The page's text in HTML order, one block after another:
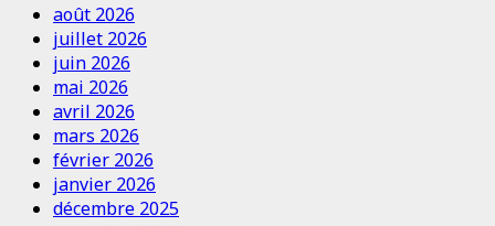
août 2026
juillet 2026
juin 2026
mai 2026
avril 2026
mars 2026
février 2026
janvier 2026
décembre 2025